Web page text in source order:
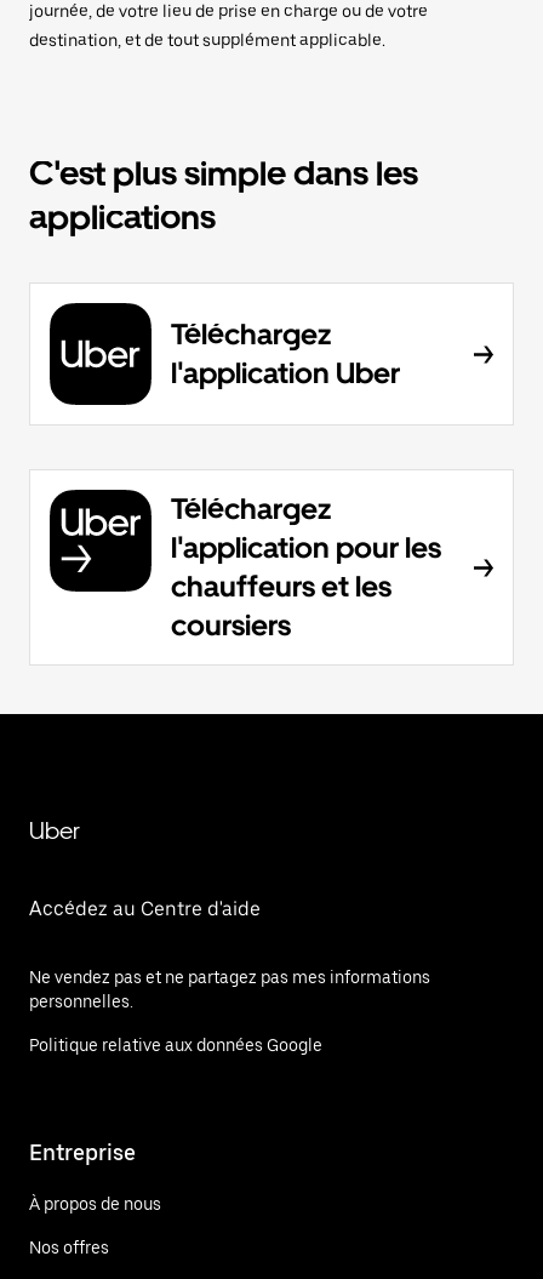
journée, de votre lieu de prise en charge ou de votre
destination, et de tout supplément applicable.
C'est plus simple dans les
applications
Téléchargez
l'application Uber
Téléchargez
l'application pour les
chauffeurs et les
coursiers
Uber
Accédez au Centre d'aide
Ne vendez pas et ne partagez pas mes informations
personnelles.
Politique relative aux données Google
Entreprise
À propos de nous
Nos offres